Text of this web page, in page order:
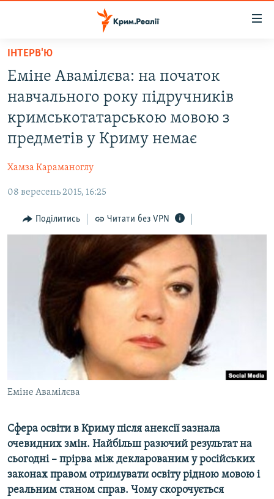
Перейти
основного
матеріалу
до
основної
Перейти
до
ПОГЛЯД
ІНТЕРВ'Ю
ВСЕ ЗА ДЕНЬ
СПЕЦПРОЕКТИ
ДЕПОРТАЦІЯ
ВІДЕОУРОКИ «ELIFBE»
СВІДЧЕННЯ ОКУПАЦІЇ
УКРАЇНСЬКА ПРОБЛЕМА КРИМУ
ІНФОГРАФІКА
ЯК ОБІЙТИ БЛОКУВАННЯ
Русский
Qırımtatar
ДОЛУЧАЙСЯ!
ІНТЕРВ'Ю
Еміне Авамілєва: на початок
навчального року підручників
кримськотатарською мовою з
предметів у Криму немає
Хамза Караманоглу
08 вересень 2015, 16:25
Поділитись Читати без VPN
Еміне Авамілєва
Сфера освіти в Криму після анексії зазнала
очевидних змін. Найбільш разючий результат на
сьогодні – прірва між декларованим у російських
законах правом отримувати освіту рідною мовою і
реальним станом справ. Чому скорочується